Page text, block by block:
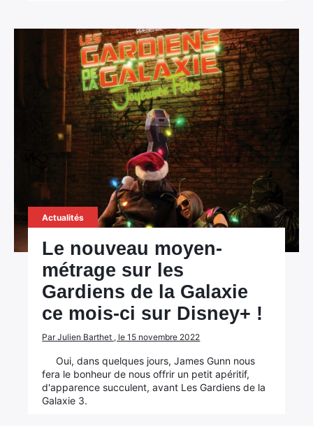
Actualités
Le nouveau moyen-
métrage sur les
Gardiens de la Galaxie
ce mois-ci sur Disney+ !
Par Julien Barthet , le 15 novembre 2022
Oui, dans quelques jours, James Gunn nous
fera le bonheur de nous offrir un petit apéritif,
d'apparence succulent, avant Les Gardiens de la
Galaxie 3.